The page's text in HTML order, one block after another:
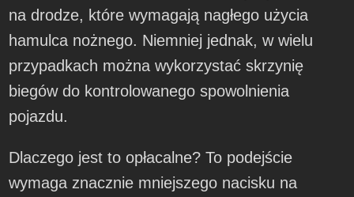
na drodze, które wymagają nagłego użycia
hamulca nożnego. Niemniej jednak, w wielu
przypadkach można wykorzystać skrzynię
biegów do kontrolowanego spowolnienia
pojazdu.
Dlaczego jest to opłacalne? To podejście
wymaga znacznie mniejszego nacisku na